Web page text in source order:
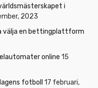
i
2023
välja en bettingplattform
online 15
fotboll 17 februari,